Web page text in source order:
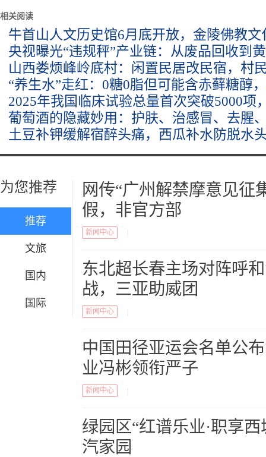
相关阅读
牛首山人文历史馆6月底开放，金陵佛教文
央视曝光“违规秤”产业链：从废品回收到
山西娄烦峰岭底村：闲置民居改民宿，村
“养生水”走红：0糖0脂但可能含赤藓糖醇
2025年我国临床试验总量首次突破5000项
葡萄酒的隐藏妙用：护肤、治感冒、去
土豆补钾缓解宿醉头痛，西瓜补水防脱水
为您推荐
推荐
文旅
国内
国际
网传“广州解禁摩意见征
假，非官方部
新闻中心
东北超长春主场对阵呼
战，三亚助威团
新闻中心
中国田径亚运会名单公
业冯彬领衔严子
新闻中心
绿园区“红谱乐业·职享
汽家园